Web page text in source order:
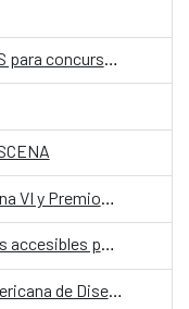
Convocatoria a la selección de libros accesibles para infancias y jóvenes con discapacidad-IBBY 2025
Convocatoria a la VI Bienal Iberoamericana de Diseño